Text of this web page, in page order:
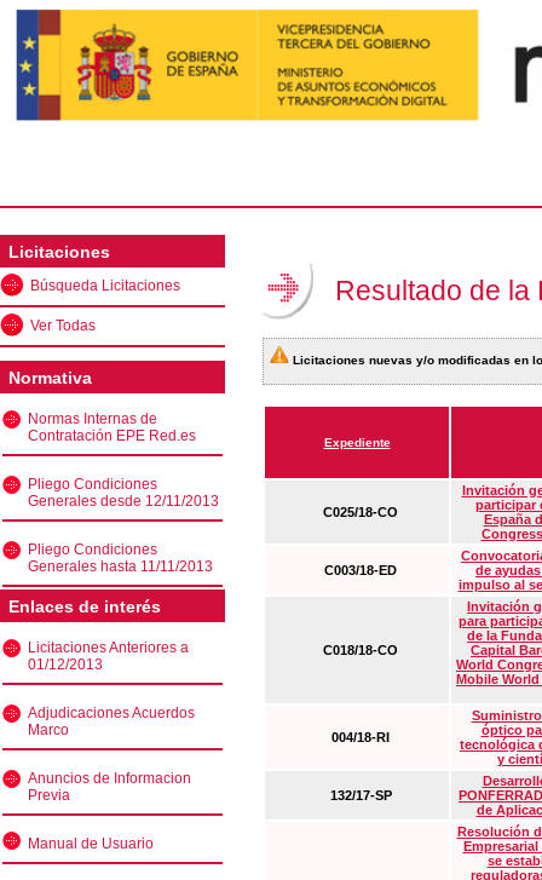
Licitaciones
Búsqueda Licitaciones
Ver Todas
Normativa
Normas Internas de
Contratación EPE Red.es
Pliego Condiciones
Generales desde 12/11/2013
Pliego Condiciones
Generales hasta 11/11/2013
Enlaces de interés
Licitaciones Anteriores a
01/12/2013
Adjudicaciones Acuerdos
Marco
Anuncios de Informacion
Previa
Manual de Usuario
Resultado de la
Licitaciones nuevas y/o modificadas en
Expediente
C025/18-CO
Invitación
participar
España
C003/18-ED
de
impulso al
C018/18-CO
Invitación
para
de la
Capital
World
Mobile
004/18-RI
óptico
tecnológica
y
132/17-SP
de
Resolución
Empresarial
se